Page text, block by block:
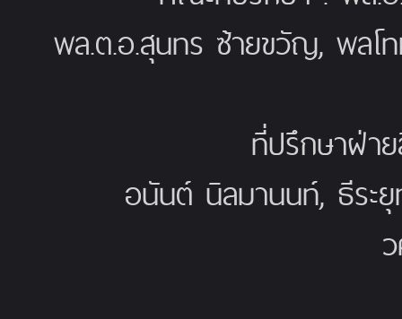
พล.ต.อ.สุนทร ซ้ายขวัญ, พล
ที่ปรึกษาฝ่า
อนันต์ นิลมานนท์, ธีร